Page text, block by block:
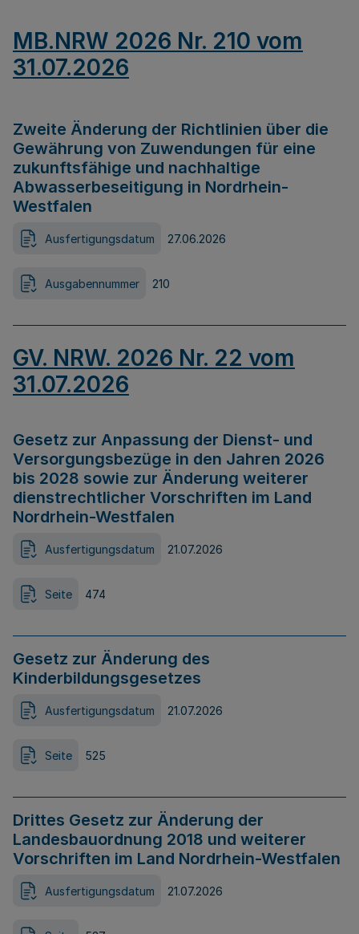
MB.NRW 2026 Nr. 210 vom
31.07.2026
Zweite Änderung der Richtlinien über die
Gewährung von Zuwendungen für eine
zukunftsfähige und nachhaltige
Abwasserbeseitigung in Nordrhein-
Westfalen
Ausfertigungsdatum 27.06.2026
Ausgabennummer 210
GV. NRW. 2026 Nr. 22 vom
31.07.2026
Gesetz zur Anpassung der Dienst- und
Versorgungsbezüge in den Jahren 2026
bis 2028 sowie zur Änderung weiterer
dienstrechtlicher Vorschriften im Land
Nordrhein-Westfalen
Ausfertigungsdatum 21.07.2026
Seite 474
Gesetz zur Änderung des
Kinderbildungsgesetzes
Ausfertigungsdatum 21.07.2026
Seite 525
Drittes Gesetz zur Änderung der
Landesbauordnung 2018 und weiterer
Vorschriften im Land Nordrhein-Westfalen
Ausfertigungsdatum 21.07.2026